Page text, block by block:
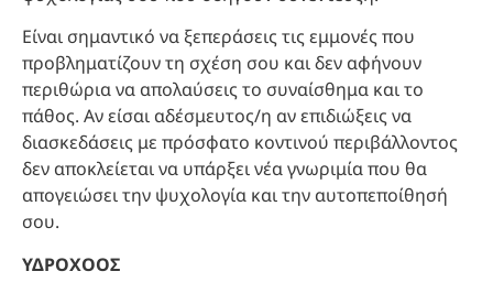
Είναι σημαντικό να ξεπεράσεις τις εμμονές που
προβληματίζουν τη σχέση σου και δεν αφήνουν
περιθώρια να απολαύσεις το συναίσθημα και το
πάθος. Αν είσαι αδέσμευτος/η αν επιδιώξεις να
διασκεδάσεις με πρόσφατο κοντινού περιβάλλοντος
δεν αποκλείεται να υπάρξει νέα γνωριμία που θα
απογειώσει την ψυχολογία και την αυτοπεποίθησή
σου.
ΥΔΡΟΧΟΟΣ